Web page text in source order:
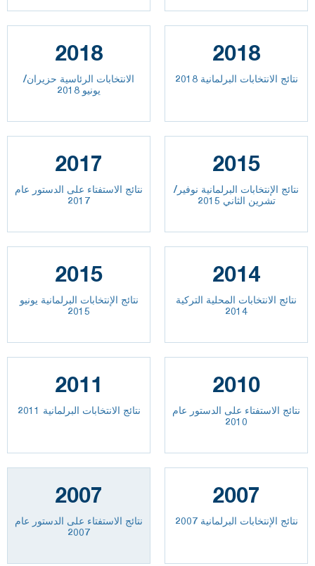
2018
الانتخابات الرئاسية حزيران/
يونيو 2018
2018
نتائج الانتخابات البرلمانية 2018
2017
نتائج الاستفتاء على الدستور عام
2017
2015
نتائج الإنتخابات البرلمانية نوفير/
تشرين الثاني 2015
2015
نتائج الإنتخابات البرلمانية يونيو
2015
2014
نتائج الانتخابات المحلية التركية
2014
2011
نتائج الانتخابات البرلمانية 2011
2010
نتائج الاستفتاء على الدستور عام
2010
2007
نتائج الاستفتاء على الدستور عام
2007
2007
نتائج الإنتخابات البرلمانية 2007